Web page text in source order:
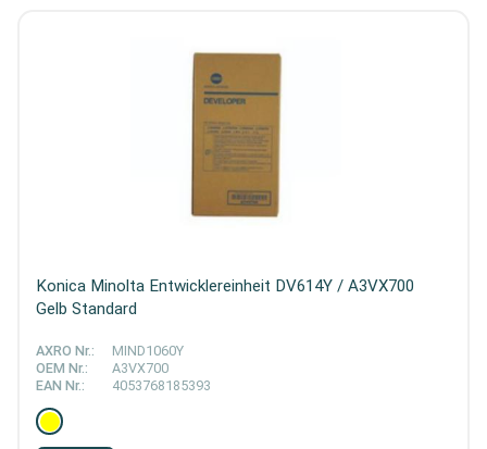
Konica Minolta Entwicklereinheit DV614Y / A3VX700
Gelb Standard
AXRO Nr.:
MIND1060Y
OEM Nr.:
A3VX700
EAN Nr.:
4053768185393